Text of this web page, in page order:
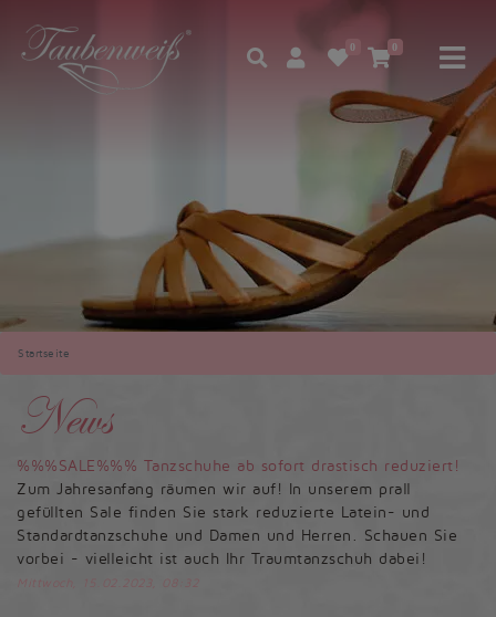
0 0
Startseite
News
%%%SALE%%% Tanzschuhe ab sofort drastisch reduziert!
Zum Jahresanfang räumen wir auf! In unserem prall
gefüllten Sale finden Sie stark reduzierte Latein- und
Standardtanzschuhe und Damen und Herren. Schauen Sie
vorbei - vielleicht ist auch Ihr Traumtanzschuh dabei!
Mittwoch, 15.02.2023, 08:32